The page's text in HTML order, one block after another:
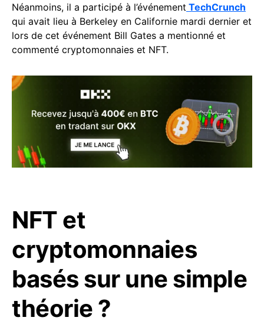
Néanmoins, il a participé à l’événement TechCrunch
qui avait lieu à Berkeley en Californie mardi dernier et
lors de cet événement Bill Gates a mentionné et
commenté cryptomonnaies et NFT.
NFT et
cryptomonnaies
basés sur une simple
théorie ?